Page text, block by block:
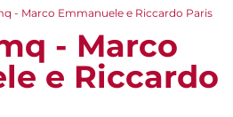
- Marco Emmanuele e Riccardo Paris
- Marco
e Riccardo